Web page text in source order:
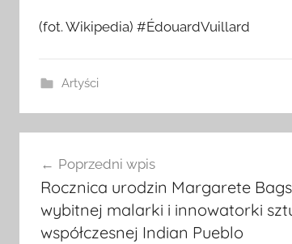
(fot. Wikipedia) #ÉdouardVuillard
Artyści
wpisuPoprzedni wpis
Rocznica urodzin Margarete
wybitnej malarki i innowatorki
współczesnej Indian Pueblo